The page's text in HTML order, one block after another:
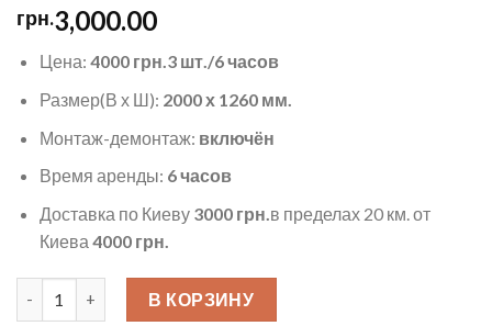
грн.3,000.00
Цена: 4000 грн.3 шт./6 часов
Размер(В х Ш): 2000 х 1260 мм.
Монтаж-демонтаж: включён
Время аренды: 6 часов
Доставка по Киеву 3000 грн.в пределах 20 км. от
Киева 4000 грн.
Количество товара Ростовые карты
В КОРЗИНУ